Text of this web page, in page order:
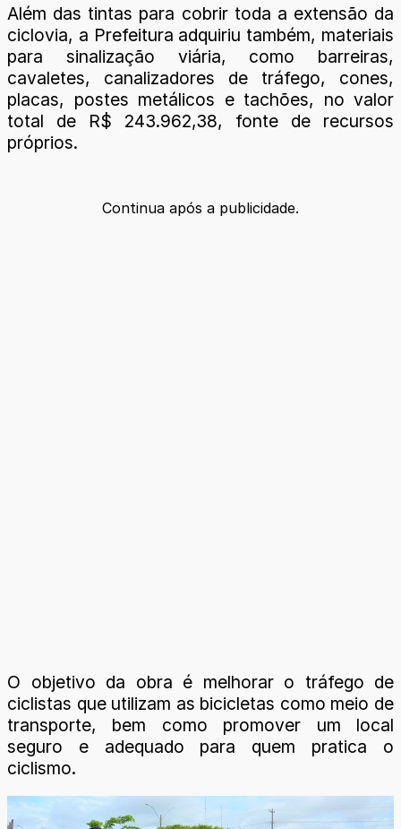
Além das tintas para cobrir toda a extensão da
ciclovia, a Prefeitura adquiriu também, materiais
para sinalização viária, como barreiras,
cavaletes, canalizadores de tráfego, cones,
placas, postes metálicos e tachões, no valor
total de R$ 243.962,38, fonte de recursos
próprios.
Continua após a publicidade.
O objetivo da obra é melhorar o tráfego de
ciclistas que utilizam as bicicletas como meio de
transporte, bem como promover um local
seguro e adequado para quem pratica o
ciclismo.